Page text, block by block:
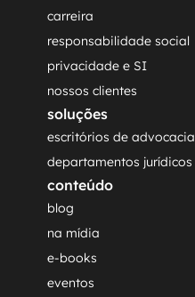
carreira
responsabilidade social
privacidade e SI
nossos clientes
soluções
escritórios de advocacia
departamentos jurídicos
conteúdo
blog
na mídia
e-books
eventos